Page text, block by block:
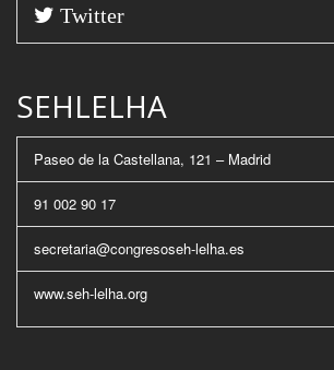
Twitter
SEHLELHA
Paseo de la Castellana, 121 – Madrid
91 002 90 17
secretaria@congresoseh-lelha.es
www.seh-lelha.org